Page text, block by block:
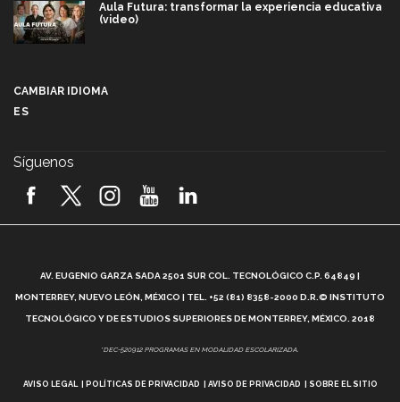
Aula Futura: transformar la experiencia educativa
(video)
2026! (video)
¿Cómo es el Modelo Educativo Tec? (video)
Vida Tec: Feminismo e Inteligencia Artificial, Paola
CAMBIAR IDIOMA
ES
Síguenos
AV. EUGENIO GARZA SADA 2501 SUR COL. TECNOLÓGICO C.P. 64849 |
MONTERREY, NUEVO LEÓN, MÉXICO | TEL. +52 (81) 8358-2000 D.R.© INSTITUTO
TECNOLÓGICO Y DE ESTUDIOS SUPERIORES DE MONTERREY, MÉXICO. 2018
*DEC-520912 PROGRAMAS EN MODALIDAD ESCOLARIZADA.
AVISO LEGAL POLÍTICAS DE PRIVACIDAD AVISO DE PRIVACIDAD SOBRE EL SITIO